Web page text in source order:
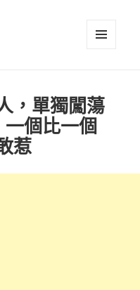
，單獨闖蕩
個比一個
惹